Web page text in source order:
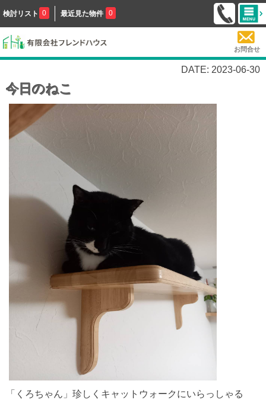
検討リスト 0 最近見た物件 0
お問合せ
DATE: 2023-06-30
今日のねこ
「くろちゃん」珍しくキャットウォークにいらっしゃる